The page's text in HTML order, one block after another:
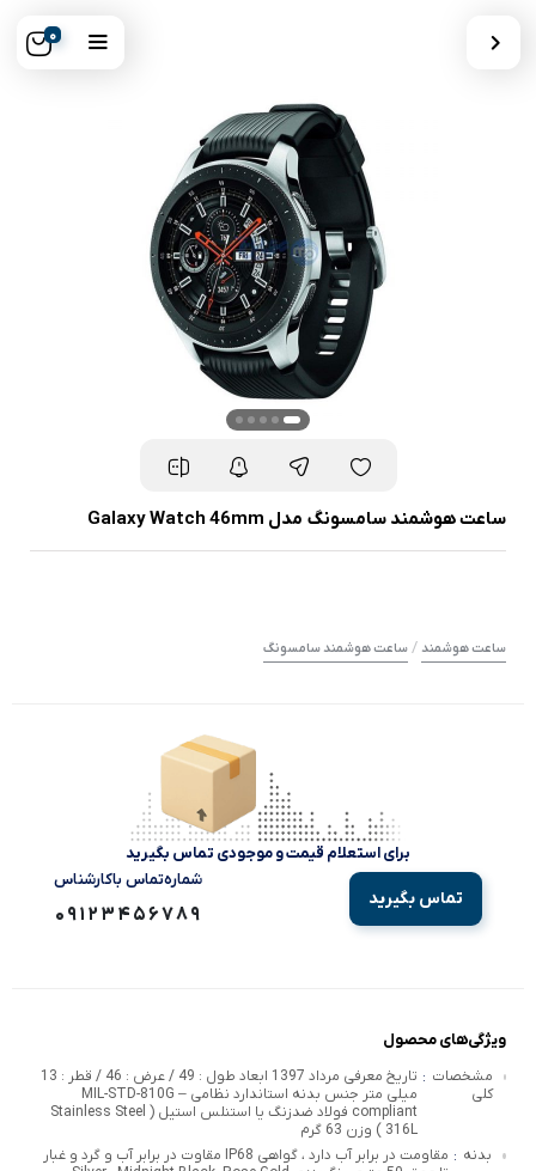
0
ساعت هوشمند سامسونگ مدل Galaxy Watch 46mm
ساعت هوشمند / ساعت هوشمند سامسونگ
برای استعلام قیمت و موجودی تماس بگیرید
تماس بگیرید
شماره‌تماس‌ با‌کارشناس
09123456789
ویژگی‌های محصول
مشخصات
کلی
:
تاریخ معرفی مرداد 1397 ابعاد طول : 49 / عرض : 46 / قطر : 13
میلی متر جنس بدنه استاندارد نظامی – MIL-STD-810G
compliant فولاد ضدزنگ یا استنلس استیل ( Stainless Steel
316L ) وزن 63 گرم
بدنه :
مقاومت در برابر آب دارد ، گواهی IP68 مقاوت در برابر آب و گرد و غبار